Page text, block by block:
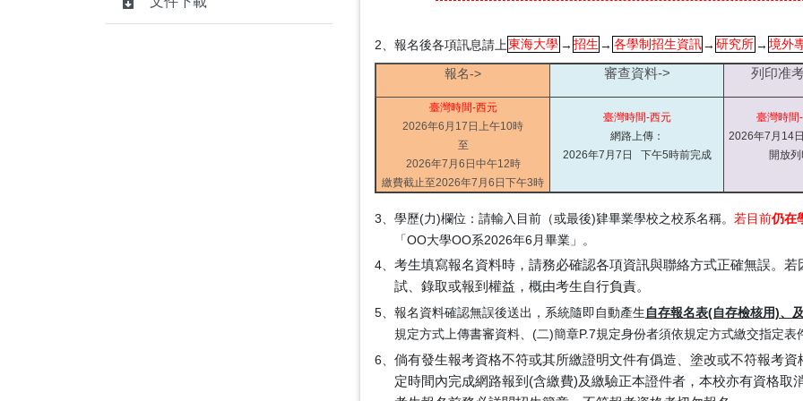
2 、報名後各項訊息請上 東海大學 → 招生 → 各學制招生資訊 → 研究所 → 境外
報名->
審查資料-> 列印准
臺灣時間-西元
2026年6月17日上午10時
至
2026年7月6日中午12時
繳費截止至2026年7月6日下午3時
臺灣時間-西元
網路上傳：
2026年7月7日 下午5時前完成
臺灣時間
2026年7月14
開放
3、學歷(力)欄位：請輸入目前（或最後)肄畢業學校之校系名稱。 若目前仍在
「OO大學OO系2026年6月畢業」。
4、 考生填寫報名資料時，請務必確認各項資訊與聯絡方式正確無誤。
試、錄取或報到權益，概由考生自行負責。
5、 報名資料確認無誤後送出，系統隨即自動產生自存報名表(自存檢核用)、
規定方式上傳書審資料、(二)簡章P.7規定身份者須依規定方式繳交指定表
6、 倘有發生報考資格不符或其所繳證明文件有僞造、塗改或不符報考
定時間內完成網路報到(含繳費)及繳驗正本證件者，本校亦有資格取